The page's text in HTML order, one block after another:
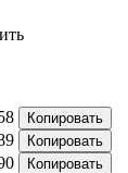
Копировать
Копировать
Копировать